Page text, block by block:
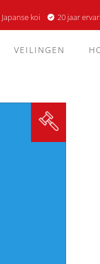
koi 20 jaar
VEILINGEN